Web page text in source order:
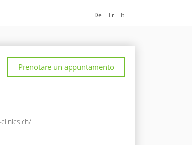
De Fr It
Prenotare un appuntamento